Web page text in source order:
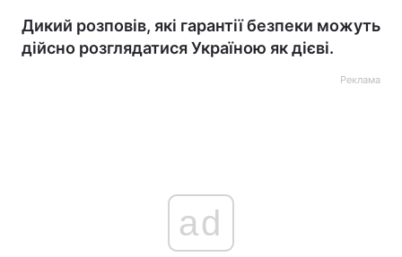
Дикий розповів, які гарантії безпеки можуть
дійсно розглядатися Україною як дієві.
Реклама
ad